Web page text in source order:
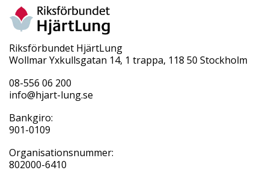
Riksförbundet HjärtLung
Wollmar Yxkullsgatan 14, 1 trappa, 118 50 Stockholm
08-556 06 200
info@hjart-lung.se
Bankgiro:
901-0109
Organisationsnummer:
802000-6410